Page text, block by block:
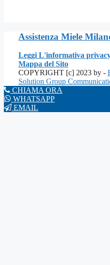
Assistenza Miele
Leggi L'informativa
Mappa del Sito
COPYRIGHT [c] 2023 by -
Solution Group
CHIAMA ORA
WHATSAPP
EMAIL